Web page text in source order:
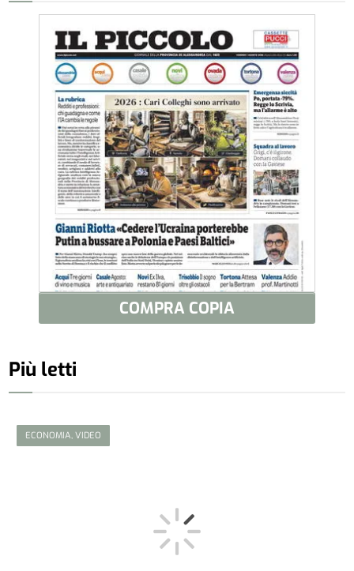
COMPRA COPIA
Più letti
ECONOMIA, VIDEO